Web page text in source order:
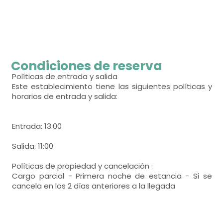
- cama litera para 2 personas = 3
Calefacción,
bonitas vistas,
habitación con varias camas
- cama litera para 2 personas = 2
Calefacción,
bonitas vistas,
Condiciones de reserva
Políticas de entrada y salida
Este establecimiento tiene las siguientes políticas y
horarios de entrada y salida:
Entrada: 13:00
Salida: 11:00
Políticas de propiedad y cancelación :
Cargo parcial - Primera noche de estancia - Si se
cancela en los 2 días anteriores a la llegada